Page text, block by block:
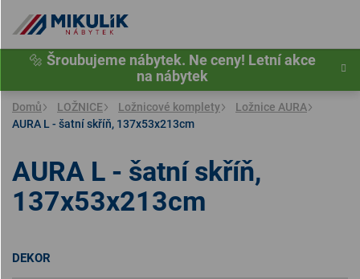
obsah
🔩 Šroubujeme nábytek. Ne ceny! Letní akce
na nábytek
Domů LOŽNICE Ložnicové komplety
Ložnice AURA
AURA L - šatní skříň, 137x53x213cm
DEKOR
AURA L - šatní skříň,
137x53x213cm